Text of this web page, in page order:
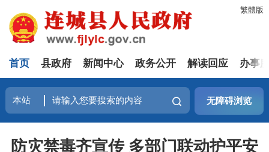
繁體版
首页 县政府 新闻中心 政务公开 解读回应 办事
无障碍浏览
防灾禁毒齐宣传 多部门联动护平安